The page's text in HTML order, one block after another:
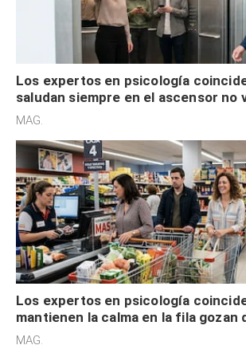
Los expertos en psicología
saludan siempre en el ascensor no
defensiva y tienen apertura social
MAG.
Los expertos en psicología
mantienen la calma en la fila gozan
cognitiva, gratitud y no solo tienen
MAG.